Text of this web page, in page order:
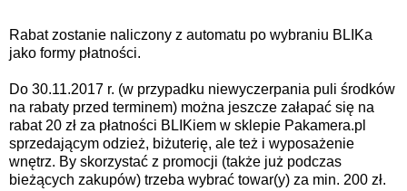
Rabat zostanie naliczony z automatu po wybraniu BLIKa
jako formy płatności.
Do 30.11.2017 r. (w przypadku niewyczerpania puli środków
na rabaty przed terminem) można jeszcze załapać się na
rabat 20 zł za płatności BLIKiem w sklepie Pakamera.pl
sprzedającym odzież, biżuterię, ale też i wyposażenie
wnętrz. By skorzystać z promocji (także już podczas
bieżących zakupów) trzeba wybrać towar(y) za min. 200 zł.